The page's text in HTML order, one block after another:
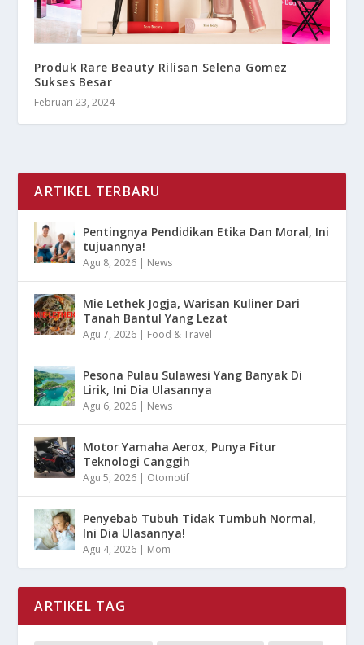
Produk Rare Beauty Rilisan Selena Gomez
Sukses Besar
Februari 23, 2024
ARTIKEL TERBARU
Pentingnya Pendidikan Etika Dan Moral, Ini
tujuannya!
Agu 8, 2026 | News
Mie Lethek Jogja, Warisan Kuliner Dari
Tanah Bantul Yang Lezat
Agu 7, 2026 | Food & Travel
Pesona Pulau Sulawesi Yang Banyak Di
Lirik, Ini Dia Ulasannya
Agu 6, 2026 | News
Motor Yamaha Aerox, Punya Fitur
Teknologi Canggih
Agu 5, 2026 | Otomotif
Penyebab Tubuh Tidak Tumbuh Normal,
Ini Dia Ulasannya!
Agu 4, 2026 | Mom
ARTIKEL TAG